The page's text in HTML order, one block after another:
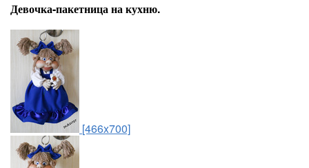
Девочка-пакетница на кухню.
[466x700]